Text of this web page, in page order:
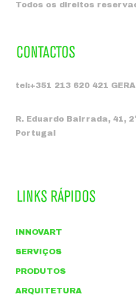
Todos os direitos
tel:+351 213 620 421
R. Eduardo Bairrada, 41,
Portugal
INNOVART
SERVIÇOS
PRODUTOS
ARQUITETURA